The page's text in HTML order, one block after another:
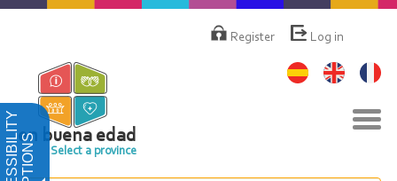
OPTIONS
Skip
content
deRegister Log in
en buena edad
Select a province